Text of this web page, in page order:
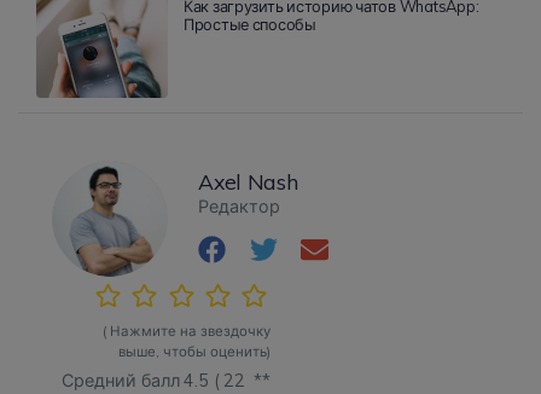
Как загрузить историю чатов WhatsApp:
Простые способы
Axel Nash
Редактор
( Нажмите на звездочку
выше, чтобы оценить)
Средний балл4.5 ( 22 **